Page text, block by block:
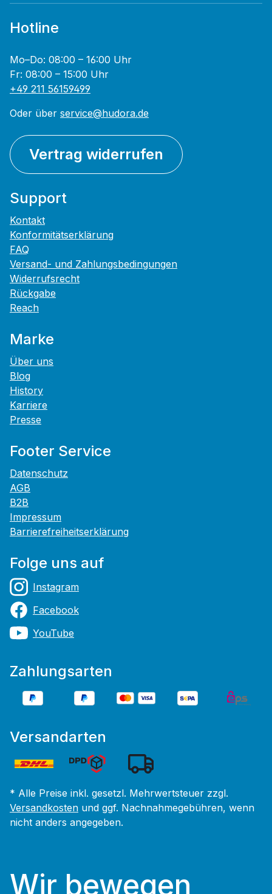
Hotline
Mo–Do: 08:00 – 16:00 Uhr
Fr: 08:00 – 15:00 Uhr
+49 211 56159499
Oder über service@hudora.de
Vertrag widerrufen
Support
Kontakt
Konformitätserklärung
FAQ
Versand- und Zahlungsbedingungen
Widerrufsrecht
Rückgabe
Reach
Marke
Über uns
Blog
History
Karriere
Presse
Footer Service
Datenschutz
AGB
B2B
Impressum
Barrierefreiheitserklärung
Folge uns auf
Instagram
Facebook
YouTube
Zahlungsarten
Versandarten
* Alle Preise inkl. gesetzl. Mehrwertsteuer zzgl.
Versandkosten und ggf. Nachnahmegebühren, wenn
nicht anders angegeben.
Wir bewegen